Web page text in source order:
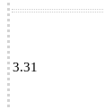
3.31